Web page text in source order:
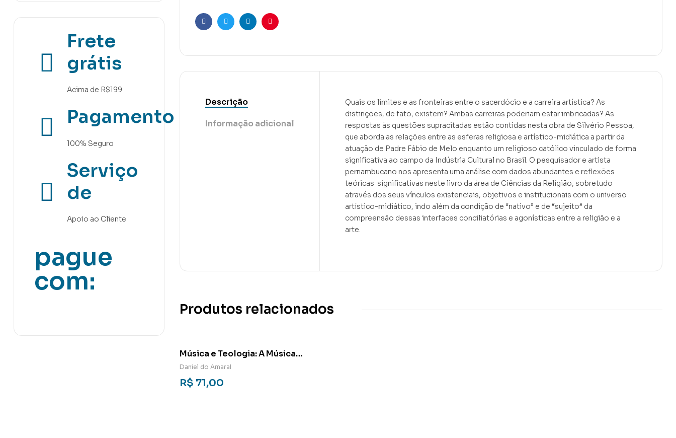
FacebookTwitterLinkedinPinterest
Descrição
Informação adicional
Quais os limites e as fronteiras entre o sacerdócio e a carreira artística? As
distinções, de fato, existem? Ambas carreiras poderiam estar imbricadas? As
respostas às questões supracitadas estão contidas nesta obra de Silvério Pessoa,
que aborda as relações entre as esferas religiosa e artístico-midiática a partir da
atuação de Padre Fábio de Melo enquanto um religioso católico vinculado de forma
significativa ao campo da Indústria Cultural no Brasil. O pesquisador e artista
pernambucano nos apresenta uma análise com dados abundantes e reflexões
teóricas significativas neste livro da área de Ciências da Religião, sobretudo
através dos seus vínculos existenciais, objetivos e institucionais com o universo
artístico-midiático, indo além da condição de “nativo” e de “sujeito” da
compreensão dessas interfaces conciliatórias e agonísticas entre a religião e a
arte.
Produtos relacionados
Música e Teologia: A Música
Evangélica Brasileira – Origem,
Apogeu e Futuro
Daniel do Amaral
R$ 71,00
Frete
grátis
Acima de R$199
Pagamento
100% Seguro
Serviço
de
Apoio ao Cliente
pague
com: